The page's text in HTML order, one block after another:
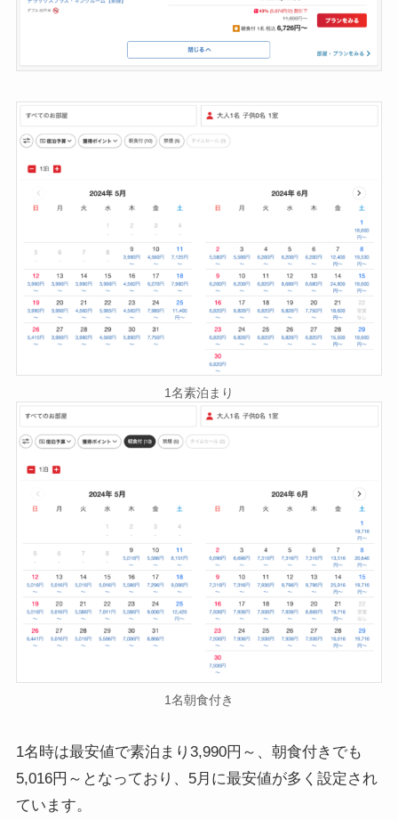
1名素泊まり
1名朝食付き
1名時は最安値で素泊まり3,990円～、朝食付きでも
5,016円～となっており、5月に最安値が多く設定され
ています。